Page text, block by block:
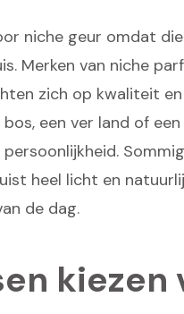
niche geur omdat
Merken van niche
zich op kwaliteit
een ver land of
heel licht en
de dag.
kiezen